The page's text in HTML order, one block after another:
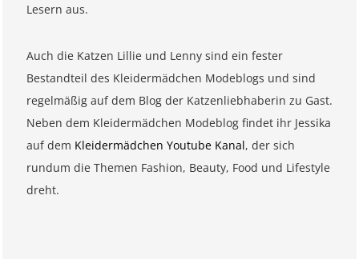
Lesern aus.
Auch die Katzen Lillie und Lenny sind ein fester
Bestandteil des Kleidermädchen Modeblogs und sind
regelmäßig auf dem Blog der Katzenliebhaberin zu Gast.
Neben dem Kleidermädchen Modeblog findet ihr Jessika
auf dem Kleidermädchen Youtube Kanal, der sich
rundum die Themen Fashion, Beauty, Food und Lifestyle
dreht.